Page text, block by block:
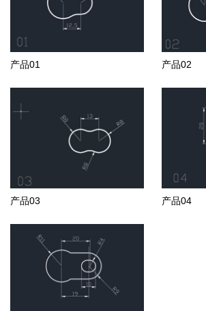
产品01 产品02
产品03 产品04